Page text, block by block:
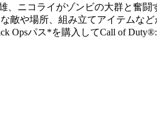
ニコライがゾンビの大群と奮闘
や場所、組み立てアイテムなど
Opsパス*を購入してCall of